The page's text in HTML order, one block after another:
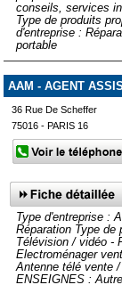
conseils, services
Type de produits
d'entreprise :
portable
AAM - AGENT
36 Rue De Scheffer
75016 - PARIS 16
Type d'entreprise :
Réparation Type de
Télévision / vidéo -
Electroménager
Antenne télé vente
ENSEIGNES :